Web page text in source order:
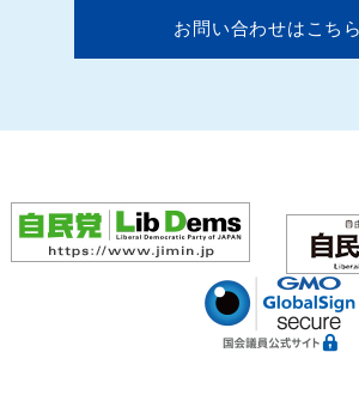
お問い合わせはこちら